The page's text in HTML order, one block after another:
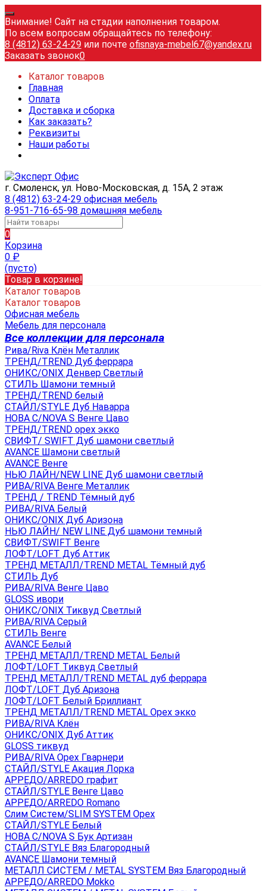
Внимание! Сайт на стадии наполнения товаром.
По всем вопросам обращайтесь по телефону:
8 (4812) 63-24-29 или почте ofisnaya-mebel67@yandex.ru
Заказать звонок0
Каталог товаров
Главная
Оплата
Доставка и сборка
Как заказать?
Реквизиты
Наши работы
г. Смоленск, ул. Ново-Московская, д. 15А, 2 этаж
8 (4812) 63-24-29 офисная мебель
8-951-716-65-98 домашняя мебель
0
Корзина
0 ₽
(пусто)
Товар в корзине!
Каталог товаров
Каталог товаров
Офисная мебель
Мебель для персонала
Все коллекции для персонала
Рива/Riva Клён Металлик
ТРЕНД/TREND Дуб феррара
ОНИКС/ONIX Денвер Светлый
СТИЛЬ Шамони темный
ТРЕНД/TREND белый
СТАЙЛ/STYLE Дуб Наварра
НОВА С/NOVA S Венге Цаво
ТРЕНД/TREND орех экко
СВИФТ/ SWIFT Дуб шамони светлый
AVANCE Шамони светлый
AVANCE Венге
НЬЮ ЛАЙН/NEW LINE Дуб шамони светлый
РИВА/RIVA Венге Металлик
TРЕНД / TREND Тёмный дуб
РИВА/RIVA Белый
ОНИКС/ONIX Дуб Аризона
НЬЮ ЛАЙН/ NEW LINE Дуб шамони темный
СВИФТ/SWIFT Венге
ЛОФТ/LOFT Дуб Аттик
ТРЕНД МЕТАЛЛ/TREND METAL Тёмный дуб
СТИЛЬ Дуб
РИВА/RIVA Венге Цаво
GLOSS ивори
ОНИКС/ONIX Тиквуд Светлый
РИВА/RIVA Серый
СТИЛЬ Венге
AVANСE Белый
ТРЕНД МЕТАЛЛ/TREND METAL Белый
ЛОФТ/LOFT Тиквуд Светлый
ТРЕНД МЕТАЛЛ/TREND METAL дуб феррара
ЛОФТ/LOFT Дуб Аризона
ЛОФТ/LOFT Белый Бриллиант
ТРЕНД МЕТАЛЛ/TREND METAL Орех экко
РИВА/RIVA Клён
ОНИКС/ONIX Дуб Аттик
GLOSS тиквуд
РИВА/RIVA Орех Гварнери
СТАЙЛ/STYLE Акация Лорка
АРРЕДО/ARREDO графит
СТАЙЛ/STYLE Венге Цаво
АРРЕДО/ARREDO Romano
Слим Систем/SLIM SYSTEM Орех
СТАЙЛ/STYLE Белый
НОВА С/NOVA S Бук Артизан
СТАЙЛ/STYLE Вяз Благородный
AVANCE Шамони темный
МЕТАЛЛ СИСТЕМ / METAL SYSTEM Вяз Благородный
АРРЕДО/ARREDO Mokko